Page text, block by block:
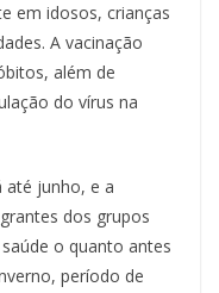
em idosos, crianças
A vacinação
além de
do vírus na
até junho, e a
dos grupos
o quanto antes
período de